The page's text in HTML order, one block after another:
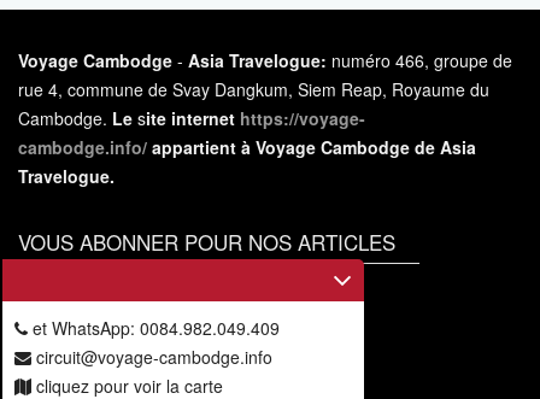
Voyage Cambodge - Asia Travelogue: numéro 466, groupe de
rue 4, commune de Svay Dangkum, Siem Reap, Royaume du
Cambodge. Le site internet https://voyage-
cambodge.info/ appartient à Voyage Cambodge de Asia
Travelogue.
VOUS ABONNER POUR NOS ARTICLES
abonner
et WhatsApp: 0084.982.049.409
circuit@voyage-cambodge.info
cliquez pour voir la carte